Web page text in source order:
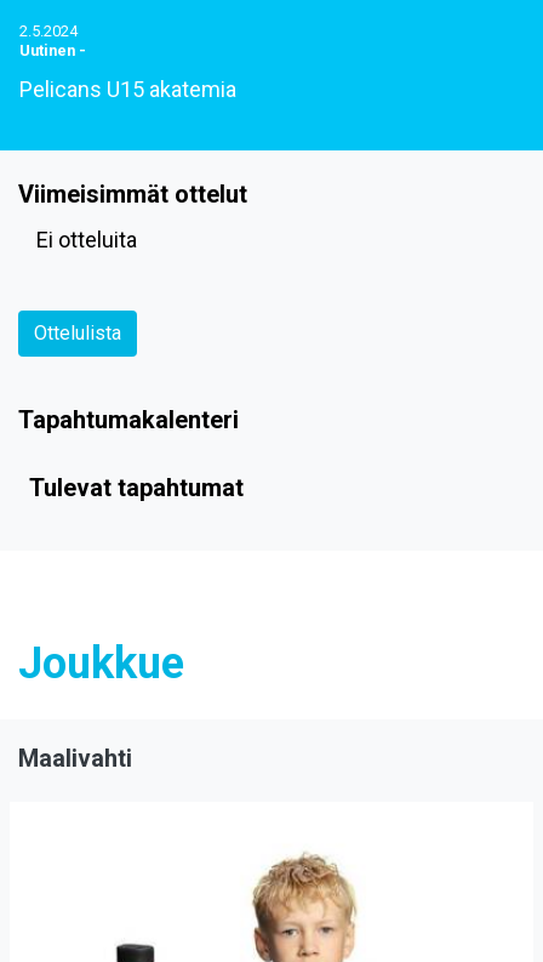
2.5.2024
Uutinen -
Pelicans U15 akatemia
Viimeisimmät ottelut
Ei otteluita
Ottelulista
Tapahtumakalenteri
Tulevat tapahtumat
Joukkue
Maalivahti